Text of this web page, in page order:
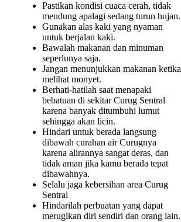
Pastikan kondisi cuaca cerah, tidak
mendung apalagi sedang turun hujan.
Gunakan alas kaki yang nyaman
untuk berjalan kaki.
Bawalah makanan dan minuman
seperlunya saja.
Jangan menunjukkan makanan ketika
melihat monyet.
Berhati-hatilah saat menapaki
bebatuan di sekitar Curug Sentral
karena banyak ditumbuhi lumut
sehingga akan licin.
Hindari untuk berada langsung
dibawah curahan air Curugnya
karena alirannya sangat deras, dan
tidak aman jika kamu berada tepat
dibawahnya.
Selalu jaga kebersihan area Curug
Sentral
Hindarilah perbuatan yang dapat
merugikan diri sendiri dan orang lain.